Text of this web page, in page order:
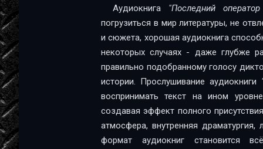
Глава 13
Глава 15
Глава 16
Глава 17
Глава 18
Аудиокнига "Последний
погрузиться в мир литературы, не
и сюжета, хорошая аудиокнига
некоторых случаях - даже глубже
правильно подобранному голосу
истории. Прослушивание аудиокниги
воспринимать текст на ином
создавая эффект полного
атмосфера, внутренняя
формат аудиокниг становится